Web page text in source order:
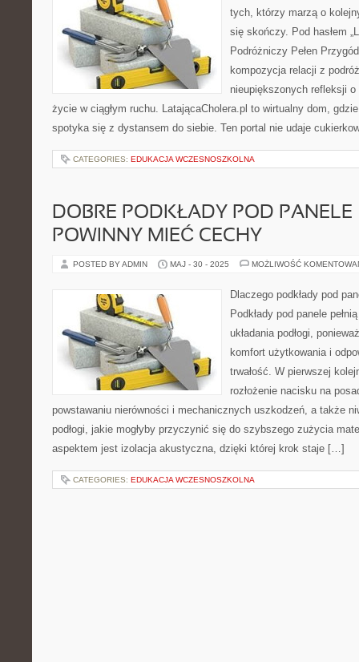
tych, którzy marzą o
się skończy. Pod hasłem
Podróżniczy Pełen
kompozycja relacji z
nieupiększonych refleksji
życie w ciągłym ruchu. LatającaCholera.pl to wirtualny dom,
spotyka się z dystansem do siebie. Ten portal nie udaje
CATEGORIES: EDUKACJA WCZESNOSZKOLNA
DOBRE PODKŁADY POD PANELE
POWINNY MIEĆ CECHY
POSTED BY ADMIN MAJ - 30 - 2025 MOŻLIWOŚĆ
Dlaczego podkłady pod
Podkłady pod panele
układania podłogi,
komfort użytkowania i
trwałość. W pierwszej
rozłożenie nacisku na
powstawaniu nierówności i mechanicznych uszkodzeń, a także
podłogi, jakie mogłyby przyczynić się do szybszego zużycia
aspektem jest izolacja akustyczna, dzięki której krok staje […]
CATEGORIES: EDUKACJA WCZESNOSZKOLNA